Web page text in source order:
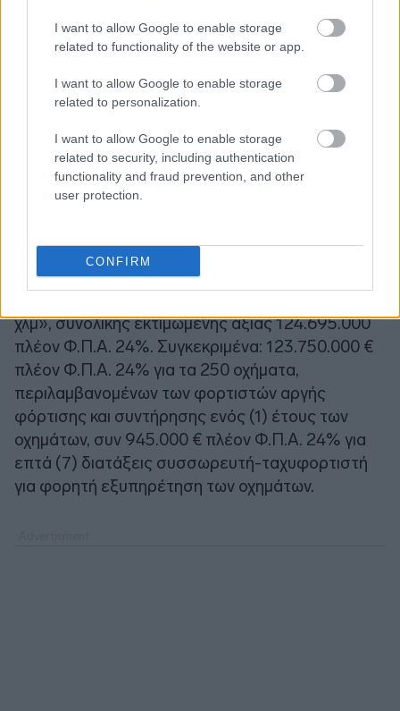
I want to allow Google to enable storage
related to functionality of the website or app.
I want to allow Google to enable storage
related to personalization.
I want to allow Google to enable storage
related to security, including authentication
functionality and fraud prevention, and other
user protection.
CONFIRM
ΤΜΗΜΑ 4:
«Προμήθεια 100 απλών ηλεκτρικών
αστικών οχημάτων 12m ελάχιστης αυτονομίας 135
πλέον Φ.Π.Α. 24%. Συγκεκριμένα: 45.000.000 €
πλέον Φ.Π.Α. 24% για τα 100 οχήματα,
περιλαμβανομένων των φορτιστών αργής
φόρτισης και συντήρησης ενός (1) έτους των
οχημάτων, συν 375.000 € πλέον Φ.Π.Α. 24% για
τρεις (3) διατάξεις συσσωρευτή-ταχυφορτιστή
ΤΜΗΜΑ 5:«Προμήθεια 250 απλών ηλεκτρικών
χλμ», συνολικής εκτιμώμενης αξίας 124.695.000
πλέον Φ.Π.Α. 24%. Συγκεκριμένα: 123.750.000 €
πλέον Φ.Π.Α. 24% για τα 250 οχήματα,
περιλαμβανομένων των φορτιστών αργής
φόρτισης και συντήρησης ενός (1) έτους των
οχημάτων, συν 945.000 € πλέον Φ.Π.Α. 24% για
επτά (7) διατάξεις συσσωρευτή-ταχυφορτιστή
για φορητή εξυπηρέτηση των οχημάτων.